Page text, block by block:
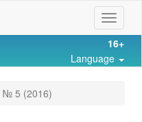
Toggle
16+
Language
№ 5 (2016)